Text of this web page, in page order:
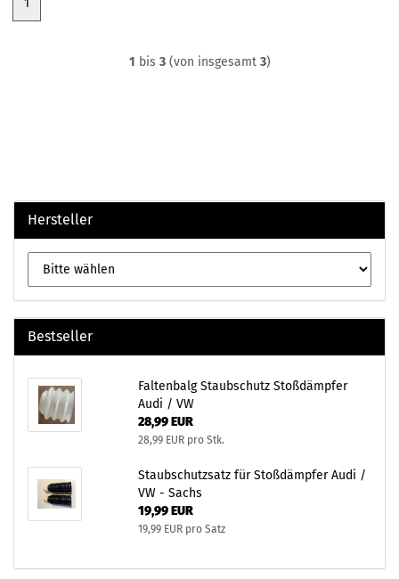
1
1 bis 3(von insgesamt 3)
Hersteller
Bestseller
Faltenbalg Staubschutz Stoßdämpfer
Audi / VW
28,99 EUR
28,99 EUR pro Stk.
Staubschutzsatz für Stoßdämpfer Audi /
VW - Sachs
19,99 EUR
19,99 EUR pro Satz